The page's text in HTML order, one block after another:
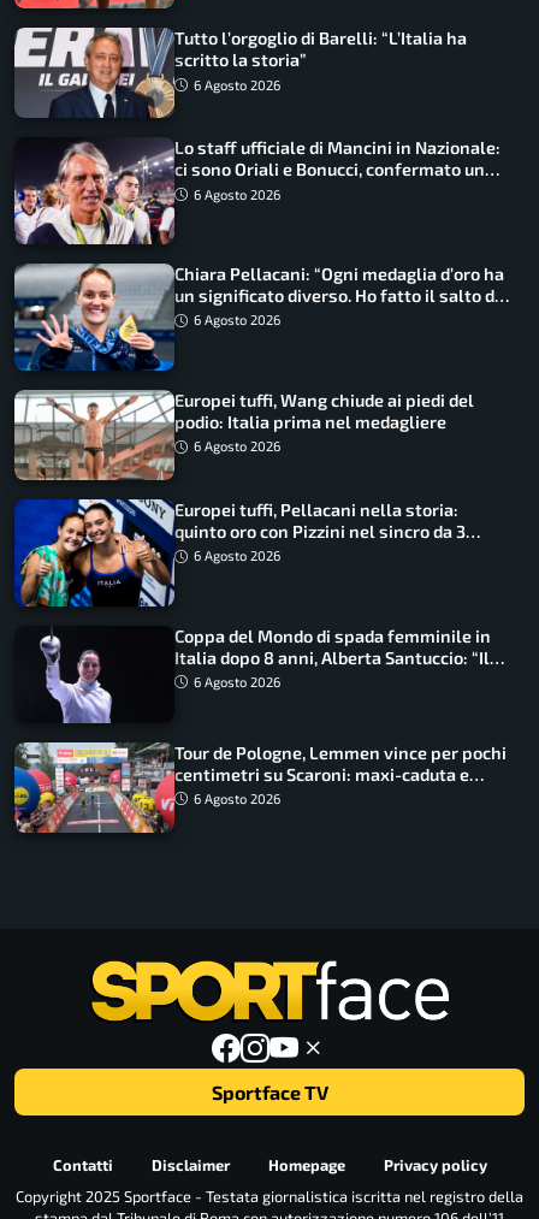
Tutto l’orgoglio di Barelli: “L’Italia ha
scritto la storia”
6 Agosto 2026
Lo staff ufficiale di Mancini in Nazionale:
ci sono Oriali e Bonucci, confermato un
ritorno
6 Agosto 2026
Chiara Pellacani: “Ogni medaglia d’oro ha
un significato diverso. Ho fatto il salto di
qualità”
6 Agosto 2026
Europei tuffi, Wang chiude ai piedi del
podio: Italia prima nel medagliere
6 Agosto 2026
Europei tuffi, Pellacani nella storia:
quinto oro con Pizzini nel sincro da 3
metri
6 Agosto 2026
Coppa del Mondo di spada femminile in
Italia dopo 8 anni, Alberta Santuccio: “Il
lavoro dà sempre i suoi frutti”
6 Agosto 2026
Tour de Pologne, Lemmen vince per pochi
centimetri su Scaroni: maxi-caduta e
tappa accorciata
6 Agosto 2026
Sportface TV
Contatti Disclaimer Homepage
Privacy policy
Copyright 2025 Sportface - Testata giornalistica iscritta nel registro della